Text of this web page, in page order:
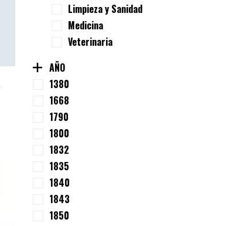
Limpieza y Sanidad
Medicina
Veterinaria
AÑO
1380
1668
1790
1800
1832
1835
1840
1843
1850